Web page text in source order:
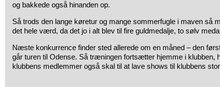
og bakkede også hinanden op.
Så trods den lange køretur og mange sommerfugle i maven så
det hele værd, da det jo i alt blev til fire guldmedalje, to sølv
Næste konkurrence finder sted allerede om en måned – den
går turen til Odense. Så træningen fortsætter hjemme i klubben,
klubbens medlemmer også skal til at lave shows til klubbens